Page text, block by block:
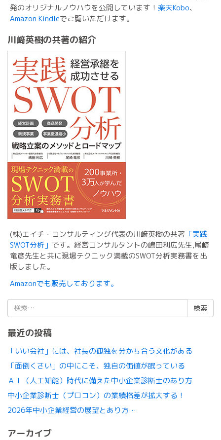
発のオリジナルノウハウを公開しています！ 楽天Kobo、
Amazon Kindleでご覧いただけます。
川﨑英樹の共著の紹介
(株)エイチ・コンサルティング代表の川﨑英樹の共著 「実践
SWOT分析」 です。経営コンサルタントの嶋田利広先生,尾崎
竜彦先生と共に現場テクニック満載のSWOT分析実務書を出
版しました。
Amazonでも販売しております。
検
索:
最近の投稿
「いい会社」には、社長の孤独を分かち合う文化がある
「面倒くさい」の中にこそ、独自の価値が眠っている
ＡＩ（人工知能）時代に備えた中小企業診断士のあり方
中小企業診断士（プロコン）の業績格差が拡大する！
2026年中小企業経営の展望とあり方…
アーカイブ